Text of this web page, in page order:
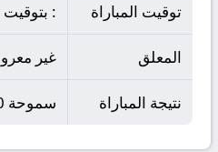
توقيت المباراة :
المعلق غير
نتيجة المباراة سموحة 0 - 1 الأهلي السعودي